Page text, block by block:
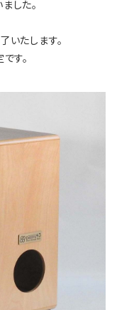
した。
いたします。
す。